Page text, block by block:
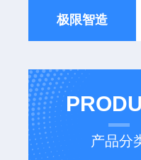
极限智造
产品分